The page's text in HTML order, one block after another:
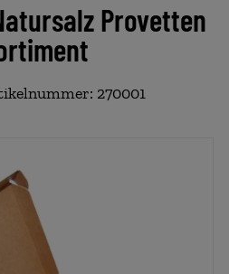
Provetten
270001